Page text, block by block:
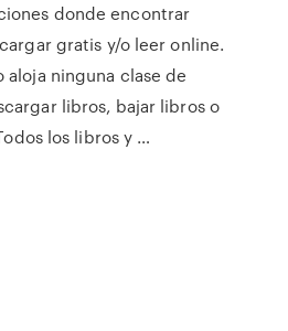
donde encontrar
gratis y/o leer online.
aloja ninguna clase de
libros, bajar libros o
los libros y …